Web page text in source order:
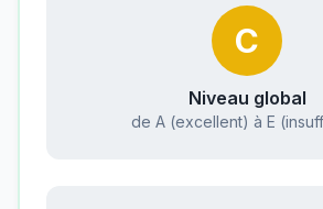
C
Niveau global
de A (excellent) à E